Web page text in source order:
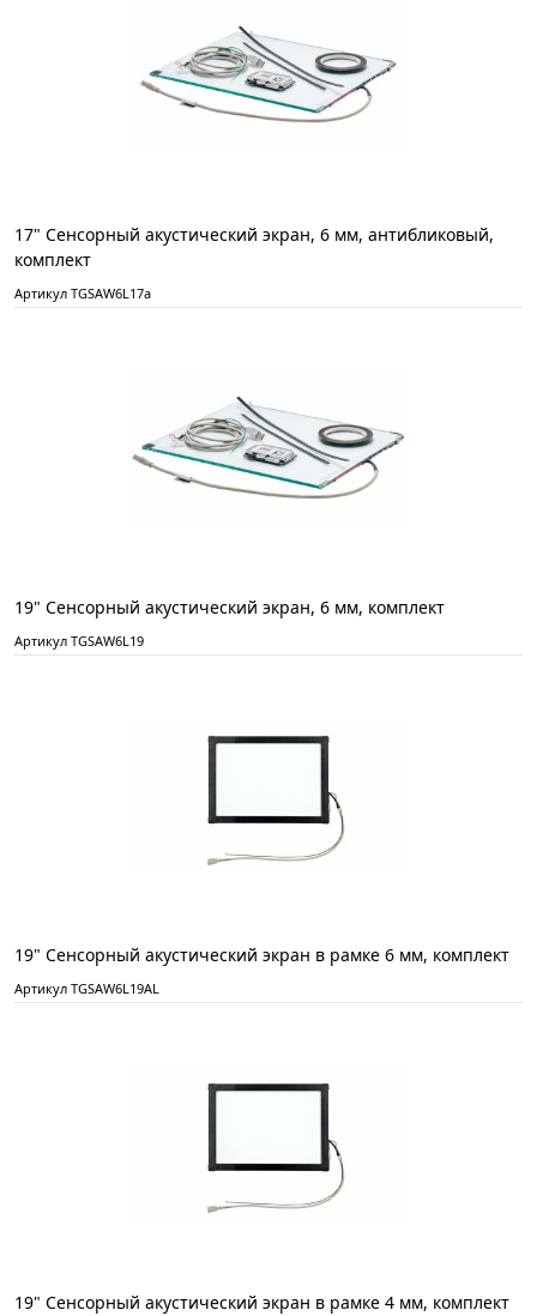
17" Сенсорный акустический экран, 6 мм, антибликовый,
комплект
Артикул TGSAW6L17a
19" Сенсорный акустический экран, 6 мм, комплект
Артикул TGSAW6L19
19" Сенсорный акустический экран в рамке 6 мм, комплект
Артикул TGSAW6L19AL
19" Сенсорный акустический экран в рамке 4 мм, комплект